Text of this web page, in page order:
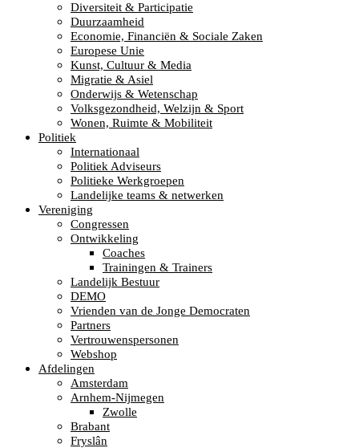
Diversiteit & Participatie
Duurzaamheid
Economie, Financiën & Sociale Zaken
Europese Unie
Kunst, Cultuur & Media
Migratie & Asiel
Onderwijs & Wetenschap
Volksgezondheid, Welzijn & Sport
Wonen, Ruimte & Mobiliteit
Politiek
Internationaal
Politiek Adviseurs
Politieke Werkgroepen
Landelijke teams & netwerken
Vereniging
Congressen
Ontwikkeling
Coaches
Trainingen & Trainers
Landelijk Bestuur
DEMO
Vrienden van de Jonge Democraten
Partners
Vertrouwenspersonen
Webshop
Afdelingen
Amsterdam
Arnhem-Nijmegen
Zwolle
Brabant
Fryslân